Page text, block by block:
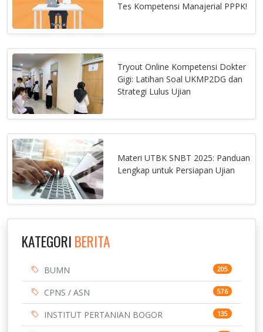
Tes Kompetensi Manajerial PPPK!
Tryout Online Kompetensi Dokter
Gigi: Latihan Soal UKMP2DG dan
Strategi Lulus Ujian
Materi UTBK SNBT 2025: Panduan
Lengkap untuk Persiapan Ujian
KATEGORI BERITA
BUMN 205
CPNS / ASN 576
INSTITUT PERTANIAN BOGOR 135